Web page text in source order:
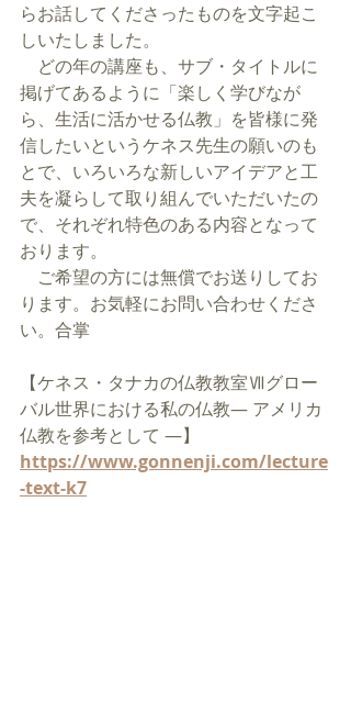
らお話してくださったものを文字起こ
しいたしました。
どの年の講座も、サブ・タイトルに
掲げてあるように「楽しく学びなが
ら、生活に活かせる仏教」を皆様に発
信したいというケネス先生の願いのも
とで、いろいろな新しいアイデアと工
夫を凝らして取り組んでいただいたの
で、それぞれ特色のある内容となって
おります。
ご希望の方には無償でお送りしてお
ります。お気軽にお問い合わせくださ
い。合掌
【ケネス・タナカの仏教教室Ⅶグロー
バル世界における私の仏教― アメリカ
仏教を参考として ―】
https://www.gonnenji.com/lecture
-text-k7